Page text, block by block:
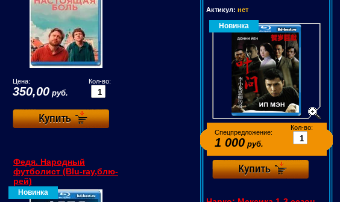
Цена:
350,00 руб.
Кол-во:
Федя. Народный
футболист (Blu-ray,блю-
рей)
Новинка
Актикул: нет
Новинка
Спецпредложение:
1 000 руб.
Кол-во: